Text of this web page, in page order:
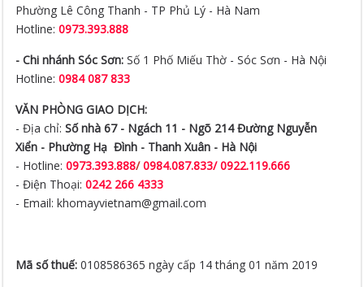
Phường Lê Công Thanh - TP Phủ Lý - Hà Nam
Hotline:0973.393.888
- Chi nhánh Sóc Sơn: Số 1 Phố Miếu Thờ - Sóc Sơn - Hà Nội
Hotline:0984 087 833
VĂN PHÒNG GIAO DỊCH:
- Địa chỉ:Số nhà 67 - Ngách 11 - Ngõ 214 Đường Nguyễn
Xiển - Phường Hạ Đình - Thanh Xuân - Hà Nội
- Hotline:0973.393.888/ 0984.087.833/ 0922.119.666
- Điện Thoại:0242 266 4333
- Email: khomayvietnam@gmail.com
Mã số thuế:0108586365 ngày cấp 14 tháng 01 năm 2019